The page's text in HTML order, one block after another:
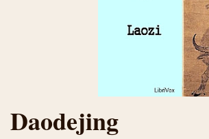
Daodejing